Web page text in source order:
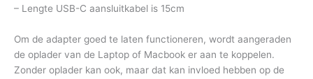
– Lengte USB-C aansluitkabel is 15cm
Om de adapter goed te laten functioneren, wordt aangeraden
de oplader van de Laptop of Macbook er aan te koppelen.
Zonder oplader kan ook, maar dat kan invloed hebben op de